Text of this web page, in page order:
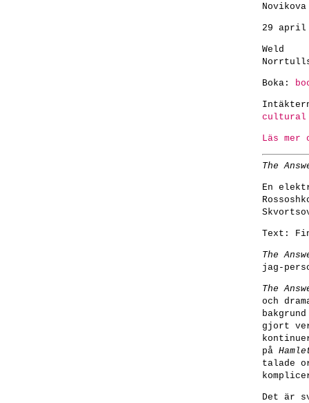
Novikova
29 april
Weld
Boka:
Läs
The
En
Text:
The
jag-
The
och
gjort
på
talade
Det är